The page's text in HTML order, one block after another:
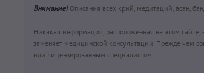
Внимание!Описания всех крий, медитаций, асан,
Никакая информация, расположенная на этом
заменяет медицинской консультации. Прежде чем
или лицензированным специалистом.